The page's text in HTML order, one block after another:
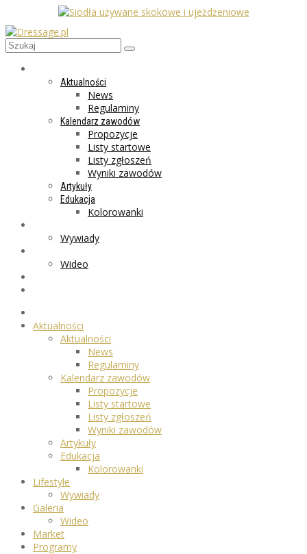
Aktualności
News
Regulaminy
Kalendarz zawodów
Propozycje
Listy startowe
Listy zgłoszeń
Wyniki zawodów
Artykuły
Edukacja
Kolorowanki
Wywiady
Wideo
Aktualności
Aktualności
News
Regulaminy
Kalendarz zawodów
Propozycje
Listy startowe
Listy zgłoszeń
Wyniki zawodów
Artykuły
Edukacja
Kolorowanki
Lifestyle
Wywiady
Galeria
Wideo
Market
Programy